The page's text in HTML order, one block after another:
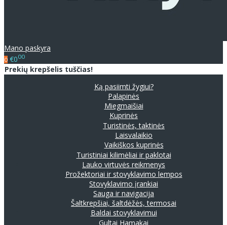
Mano paskyra
0 €000
Prekių krepšelis tuščias!
Ką pasiimti žygiui?
Palapinės
Miegmaišiai
Kuprinės
Turistinės, taktinės
Laisvalaikio
Vaikiškos kuprinės
Turistiniai kilimėliai ir paklotai
Lauko virtuvės reikmenys
Prožektoriai ir stovyklavimo lempos
Stovyklavimo įrankiai
Sauga ir navigacija
Šaltkrepšiai, šaltdėžės, termosai
Baldai stovyklavimui
Gultai Hamakai